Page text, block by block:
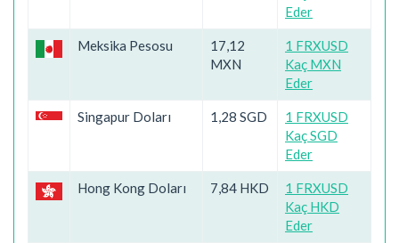
Eder
Meksika Pesosu
17,12
MXN
1 FRXUSD
Kaç MXN
Eder
Singapur Doları 1,28 SGD
1 FRXUSD
Kaç SGD
Eder
Hong Kong Doları 7,84 HKD
1 FRXUSD
Kaç HKD
Eder